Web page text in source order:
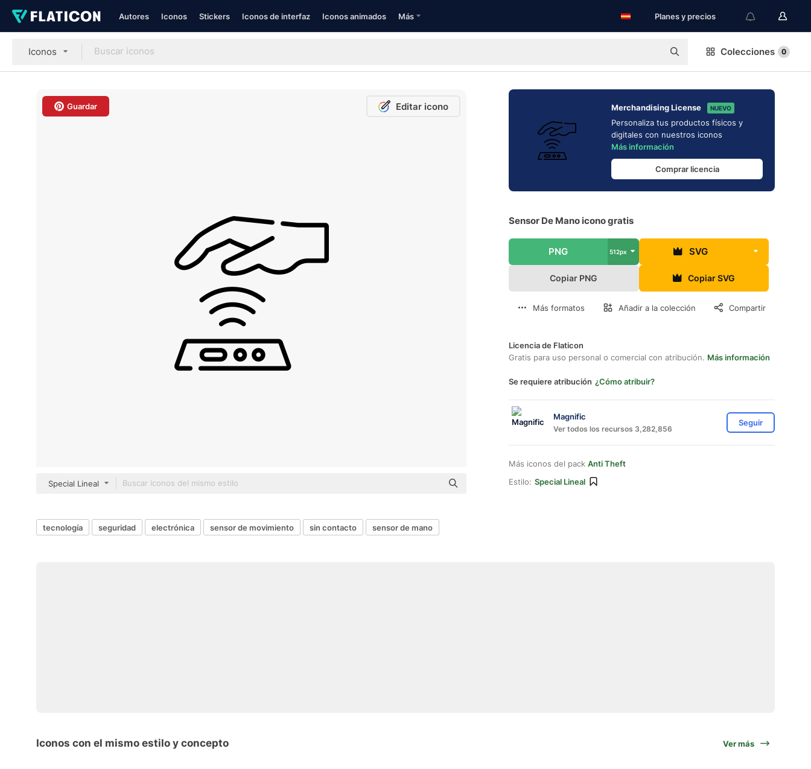
Autores Iconos Stickers Iconos de interfaz Iconos animados Más Planes y precios
Iconos Colecciones 0
Guardar Editar icono
Special Lineal
Merchandising License NUEVO
Personaliza tus productos físicos y
digitales con nuestros iconos
Más información
Comprar licencia
Sensor De Mano icono gratis
PNG 512px SVG
Copiar PNG Copiar SVG
Más formatos Añadir a la colección Compartir
Licencia de Flaticon
Gratis para uso personal o comercial con atribución. Más información
Se requiere atribución ¿Cómo atribuir?
Magnific
Ver todos los recursos 3,282,856
Seguir
Más iconos del pack Anti Theft
Estilo: Special Lineal
tecnología seguridad electrónica sensor de movimiento sin contacto sensor de mano
Iconos con el mismo estilo y concepto Ver más